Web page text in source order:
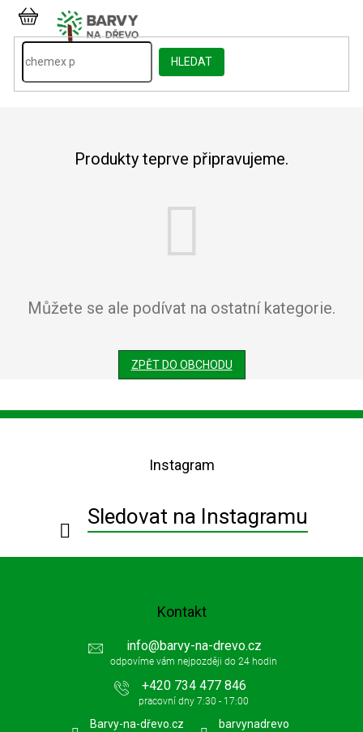
Přejít
obsah
HLEDAT
NÁKUPNÍ
KOŠÍK
Produkty teprve připravujeme.
Můžete se ale podívat na ostatní kategorie.
ZPĚT DO OBCHODU
Z
Instagram
Sledovat na Instagramu
Kontakt
info@barvy-na-drevo.cz
+420 734 477 846
Barvy-na-dřevo.cz barvynadrevo